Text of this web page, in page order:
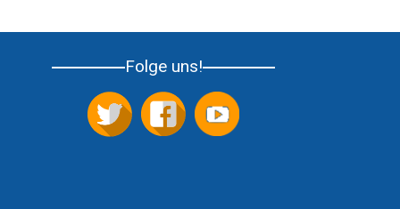
Folge uns!